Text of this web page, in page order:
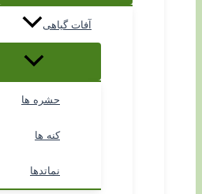
آفات گیاهی
حشره ها
کنه ها
نماتدها